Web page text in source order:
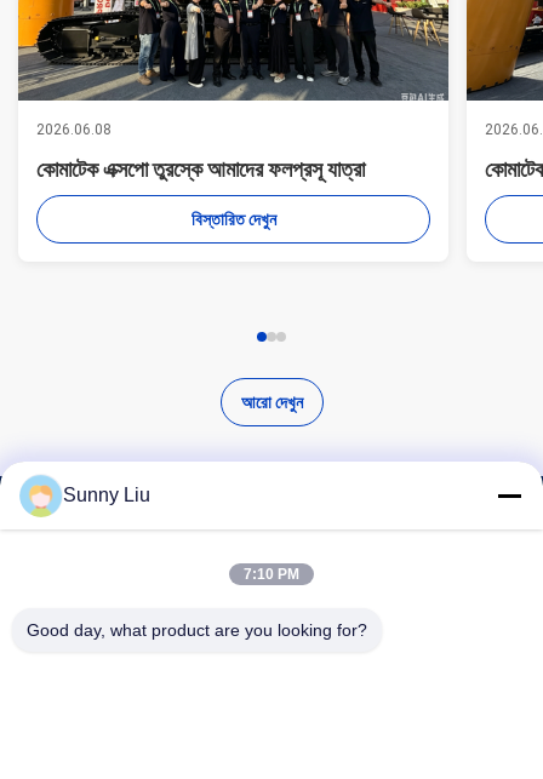
2026.06.08
কোমাটেক এক্সপো তুরস্কে আমাদের ফলপ্রসূ যাত্রা
বিস্তারিত দেখুন
আরো দেখুন
উচ্চ মানের পণ্য খুঁজুন
Sunny Liu
7:10 PM
Good day, what product are you looking for?